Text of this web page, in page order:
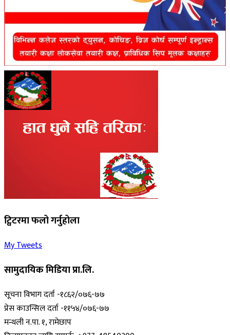
ट्विटरमा फलो गर्नुहोला
My Tweets
सामुदायिक मिडिया प्रा.लि.
सूचना विभाग दर्ता -१८६२/०७६-७७
प्रेस काउन्सिल दर्ता -११५४/०७६-७७
मन्थली न.पा. १, रामेछाप